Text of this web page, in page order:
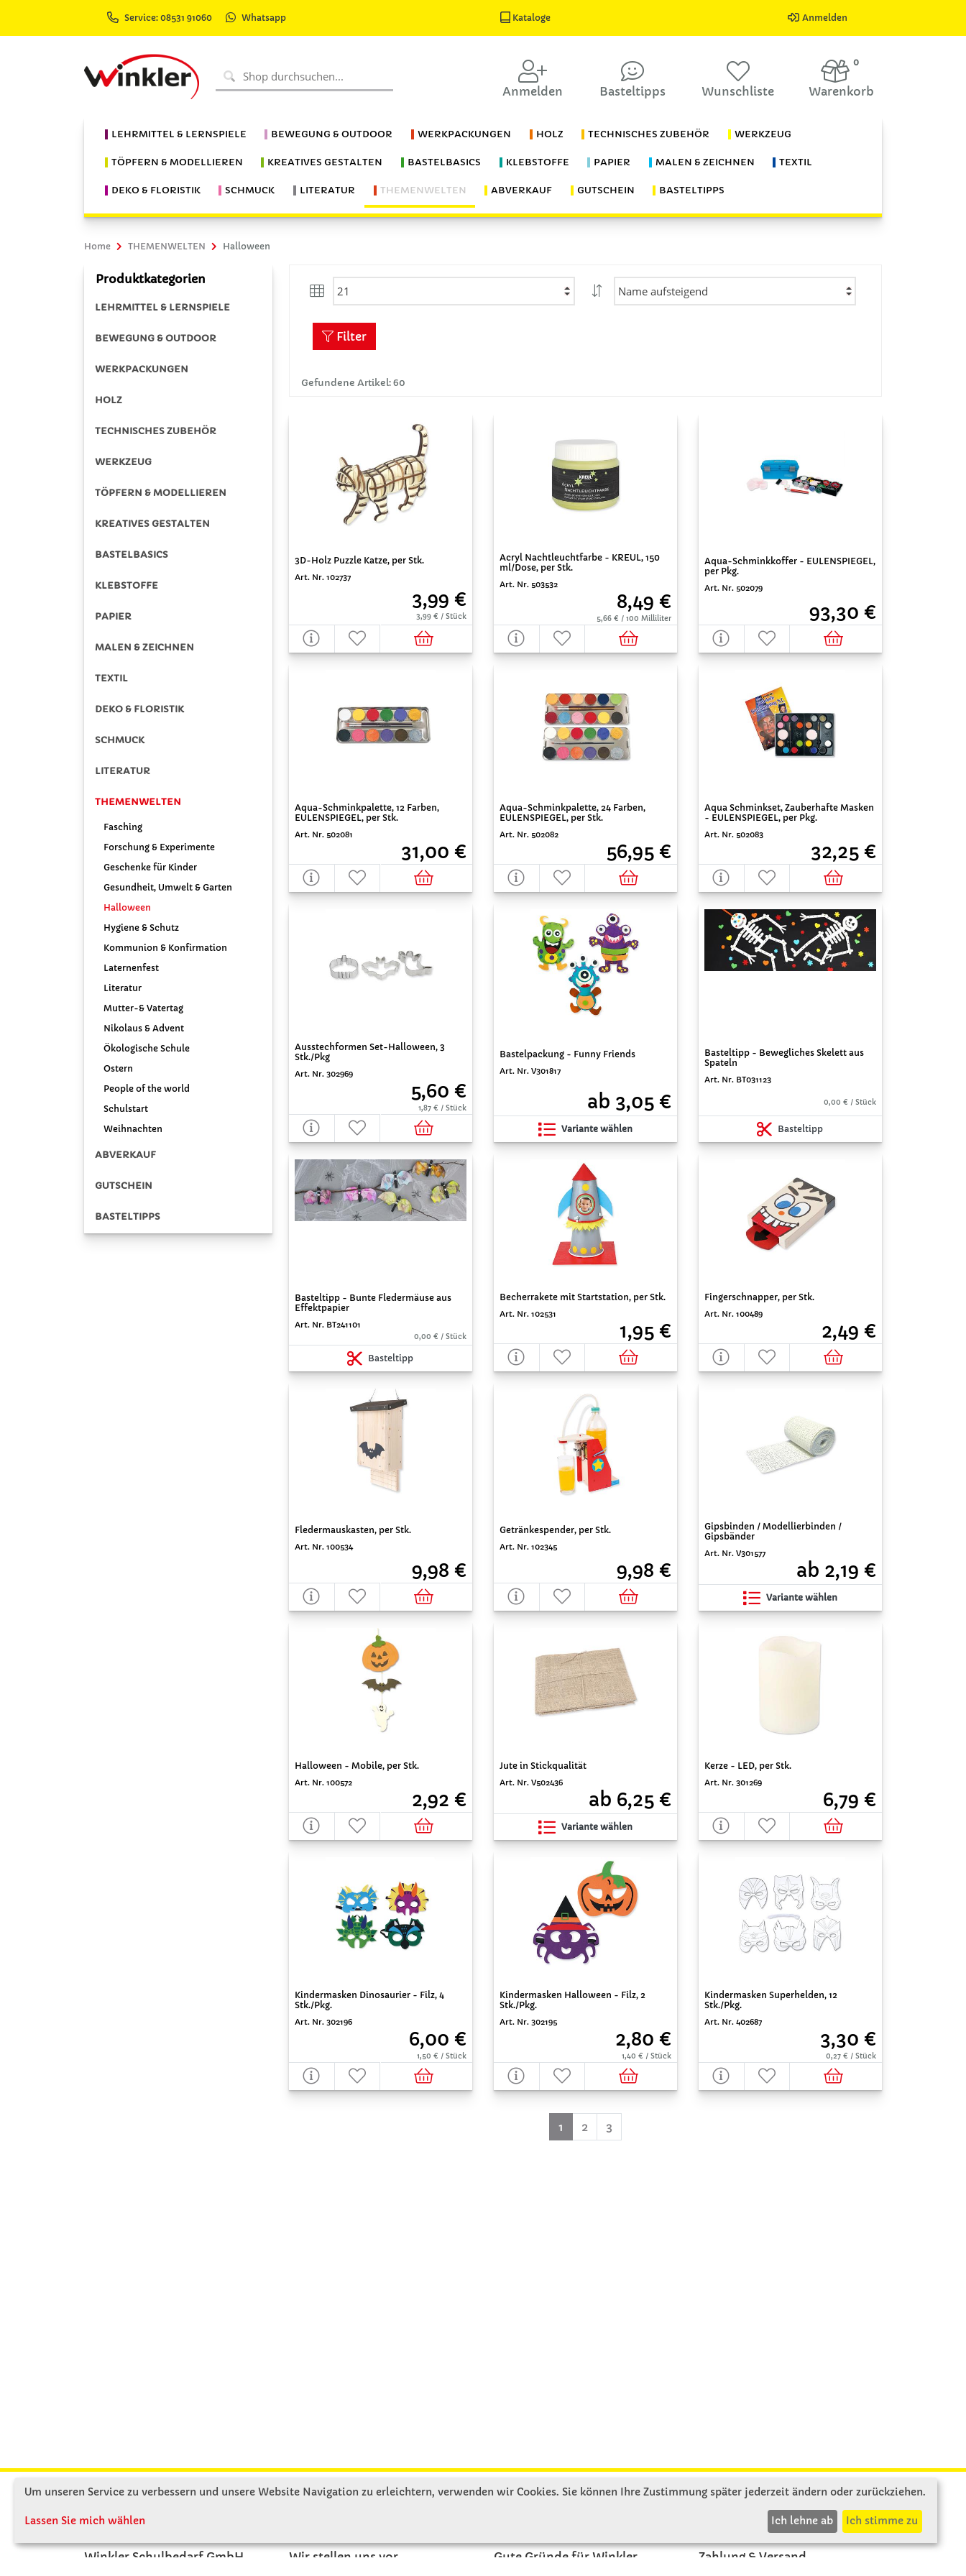
Service: 08531 91060 Whatsapp Kataloge Anmelden
Anmelden Basteltipps Wunschliste
0
Warenkorb
LEHRMITTEL & LERNSPIELE BEWEGUNG & OUTDOOR WERKPACKUNGEN HOLZ TECHNISCHES ZUBEHÖR WERKZEUG
TÖPFERN & MODELLIEREN KREATIVES GESTALTEN BASTELBASICS KLEBSTOFFE PAPIER MALEN & ZEICHNEN TEXTIL
DEKO & FLORISTIK SCHMUCK LITERATUR THEMENWELTEN ABVERKAUF GUTSCHEIN BASTELTIPPS
Home THEMENWELTEN Halloween
Produktkategorien
LEHRMITTEL & LERNSPIELE
BEWEGUNG & OUTDOOR
WERKPACKUNGEN
HOLZ
TECHNISCHES ZUBEHÖR
WERKZEUG
TÖPFERN & MODELLIEREN
KREATIVES GESTALTEN
BASTELBASICS
KLEBSTOFFE
PAPIER
MALEN & ZEICHNEN
TEXTIL
DEKO & FLORISTIK
SCHMUCK
LITERATUR
THEMENWELTEN
Fasching
Forschung & Experimente
Geschenke für Kinder
Gesundheit, Umwelt & Garten
Halloween
Hygiene & Schutz
Kommunion & Konfirmation
Laternenfest
Literatur
Mutter-& Vatertag
Nikolaus & Advent
Ökologische Schule
Ostern
People of the world
Schulstart
Weihnachten
ABVERKAUF
GUTSCHEIN
BASTELTIPPS
Gefundene Artikel: 60
Filter
3D-Holz Puzzle Katze, per Stk.
Art. Nr. 102737
3,99 €
3,99 € / Stück
Acryl Nachtleuchtfarbe - KREUL, 150
ml/Dose, per Stk.
Art. Nr. 503532
8,49 €
5,66 € / 100 Milliliter
Aqua-Schminkkoffer - EULENSPIEGEL,
per Pkg.
Art. Nr. 502079
93,30 €
Aqua-Schminkpalette, 12 Farben,
EULENSPIEGEL, per Stk.
Art. Nr. 502081
31,00 €
Aqua-Schminkpalette, 24 Farben,
EULENSPIEGEL, per Stk.
Art. Nr. 502082
56,95 €
Aqua Schminkset, Zauberhafte Masken
- EULENSPIEGEL, per Pkg.
Art. Nr. 502083
32,25 €
Ausstechformen Set-Halloween, 3
Stk./Pkg
Art. Nr. 302969
5,60 €
1,87 € / Stück
Bastelpackung - Funny Friends
Art. Nr. V301817
ab 3,05 €
Variante wählen
Basteltipp - Bewegliches Skelett aus
Spateln
Art. Nr. BT031123
0,00 € / Stück
Basteltipp
Basteltipp - Bunte Fledermäuse aus
Effektpapier
Art. Nr. BT241101
0,00 € / Stück
Basteltipp
Becherrakete mit Startstation, per Stk.
Art. Nr. 102531
1,95 €
Fingerschnapper, per Stk.
Art. Nr. 100489
2,49 €
Fledermauskasten, per Stk.
Art. Nr. 100534
9,98 €
Getränkespender, per Stk.
Art. Nr. 102345
9,98 €
Gipsbinden / Modellierbinden /
Gipsbänder
Art. Nr. V301577
ab 2,19 €
Variante wählen
Halloween - Mobile, per Stk.
Art. Nr. 100572
2,92 €
Jute in Stickqualität
Art. Nr. V502436
ab 6,25 €
Variante wählen
Kerze - LED, per Stk.
Art. Nr. 301269
6,79 €
Kindermasken Dinosaurier - Filz, 4
Stk./Pkg.
Art. Nr. 302196
6,00 €
1,50 € / Stück
Kindermasken Halloween - Filz, 2
Stk./Pkg.
Art. Nr. 302195
2,80 €
1,40 € / Stück
Kindermasken Superhelden, 12
Stk./Pkg.
Art. Nr. 402687
3,30 €
0,27 € / Stück
1 (aktuell)
2 3
KONTAKT
Winkler Schulbedarf GmbH
Wir stellen uns vor
Gute Gründe für Winkler
Zahlung & Versand
Um unseren Service zu verbessern und unsere Website Navigation zu erleichtern, verwenden wir Cookies. Sie können Ihre Zustimmung später jederzeit ändern oder zurückziehen.
Lassen Sie mich wählen Ich lehne ab Ich stimme zu